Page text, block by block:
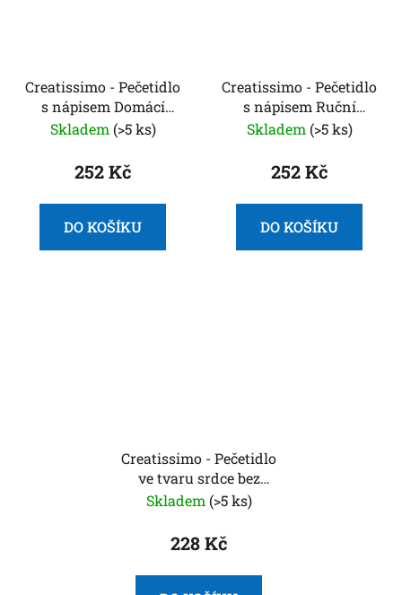
Creatissimo - Pečetidlo
s nápisem Domácí
výroba
Skladem (>5 ks)
252 Kč
DO KOŠÍKU
Creatissimo - Pečetidlo
s nápisem Ruční
výroba
Skladem (>5 ks)
252 Kč
DO KOŠÍKU
Creatissimo - Pečetidlo
ve tvaru srdce bez
motivu
Skladem (>5 ks)
228 Kč